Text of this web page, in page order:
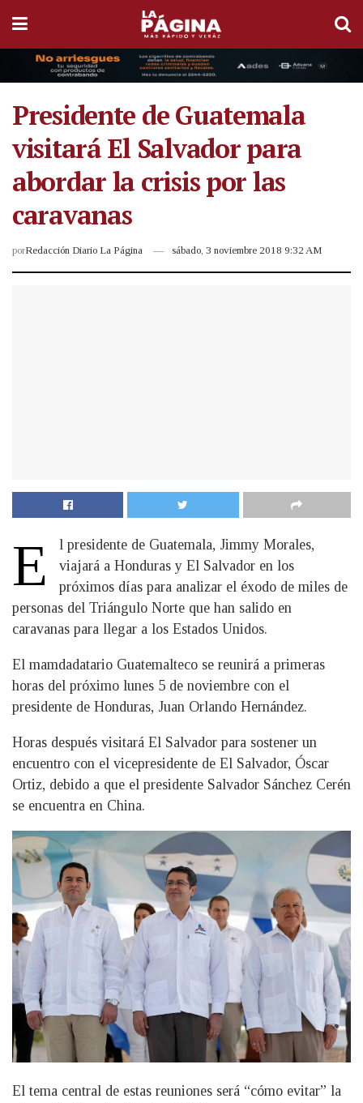
Presidente de Guatemala
visitará El Salvador para
abordar la crisis por las
caravanas
porRedacción Diario La Página sábado, 3 noviembre 2018 9:32 AM
E
l presidente de Guatemala, Jimmy Morales,
viajará a Honduras y El Salvador en los
próximos días para analizar el éxodo de miles de
personas del Triángulo Norte que han salido en
caravanas para llegar a los Estados Unidos.
El mamdadatario Guatemalteco se reunirá a primeras
horas del próximo lunes 5 de noviembre con el
presidente de Honduras, Juan Orlando Hernández.
Horas después visitará El Salvador para sostener un
encuentro con el vicepresidente de El Salvador, Óscar
Ortiz, debido a que el presidente Salvador Sánchez Cerén
se encuentra en China.
El tema central de estas reuniones será “cómo evitar” la